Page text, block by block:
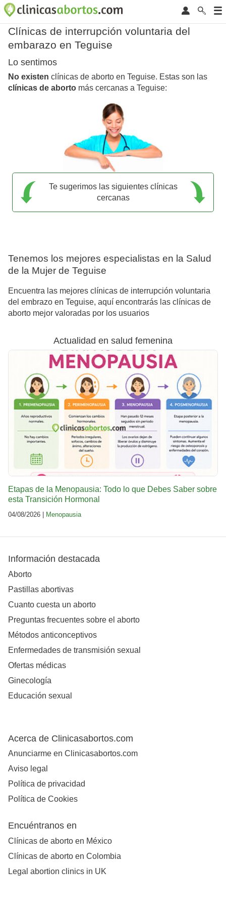
Clínicas de interrupción voluntaria del
embarazo en Teguise
Lo sentimos
No existen clínicas de aborto en Teguise. Estas son las
clínicas de aborto más cercanas a Teguise:
Te sugerimos las siguientes clínicas
cercanas
Tenemos los mejores especialistas en la Salud
de la Mujer de Teguise
Encuentra las mejores clínicas de interrupción voluntaria
del embrazo en Teguise, aquí encontrarás las clínicas de
aborto mejor valoradas por los usuarios
Actualidad en salud femenina
Etapas de la Menopausia: Todo lo que Debes Saber sobre
esta Transición Hormonal
04/08/2026 | Menopausia
Información destacada
Aborto
Pastillas abortivas
Cuanto cuesta un aborto
Preguntas frecuentes sobre el aborto
Métodos anticonceptivos
Enfermedades de transmisión sexual
Ofertas médicas
Ginecología
Educación sexual
Acerca de Clinicasabortos.com
Anunciarme en Clinicasabortos.com
Aviso legal
Política de privacidad
Política de Cookies
Encuéntranos en
Clínicas de aborto en México
Clínicas de aborto en Colombia
Legal abortion clinics in UK